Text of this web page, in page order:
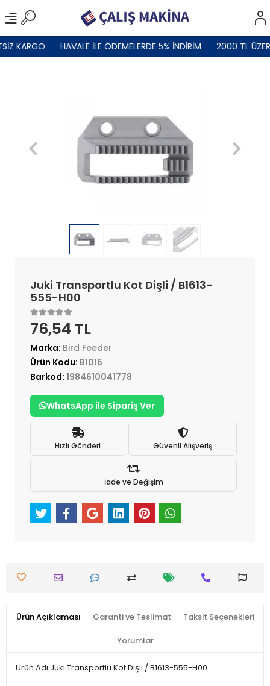
KARGO HAVALE İLE ÖDEMELERDE 5% İNDİRİM 2000 TL
Juki Transportlu Kot Dişli / B1613-
555-H00
76,54 TL
Marka: Bird Feeder
Ürün Kodu: B1015
Barkod: 1984610041778
WhatsApp ile Sipariş Ver
Hızlı Gönderi Güvenli Alışveriş
İade ve Değişim
Ürün Açıklaması Garanti ve Teslimat Taksit Seçenekleri
Yorumlar
Ürün Adı:Juki Transportlu Kot Dişli / B1613-555-H00